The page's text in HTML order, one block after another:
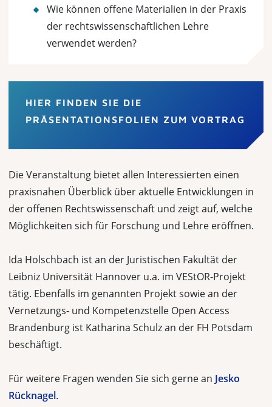
Wie können offene Materialien in der Praxis
der rechtswissenschaftlichen Lehre
verwendet werden?
HIER FINDEN SIE DIE
PRÄSENTATIONSFOLIEN ZUM VORTRAG
Die Veranstaltung bietet allen Interessierten einen
praxisnahen Überblick über aktuelle Entwicklungen in
der offenen Rechtswissenschaft und zeigt auf, welche
Möglichkeiten sich für Forschung und Lehre eröffnen.
Ida Holschbach ist an der Juristischen Fakultät der
Leibniz Universität Hannover u.a. im VEStOR-Projekt
tätig. Ebenfalls im genannten Projekt sowie an der
Vernetzungs- und Kompetenzstelle Open Access
Brandenburg ist Katharina Schulz an der FH Potsdam
beschäftigt.
Für weitere Fragen wenden Sie sich gerne an Jesko
Rücknagel.